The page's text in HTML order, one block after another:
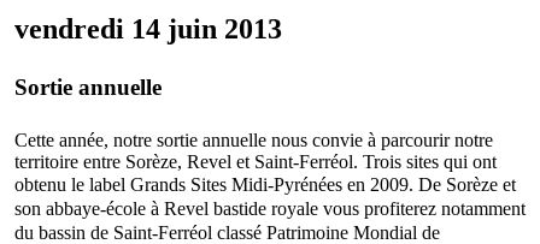
vendredi 14 juin 2013
Sortie annuelle
Cette année, notre sortie annuelle nous convie à parcourir notre
territoire entre Sorèze, Revel et Saint-Ferréol. Trois sites qui ont
obtenu le label Grands Sites Midi-Pyrénées en 2009. De Sorèze et
son abbaye-école à Revel bastide royale vous profiterez notamment
du bassin de Saint-Ferréol classé Patrimoine Mondial de